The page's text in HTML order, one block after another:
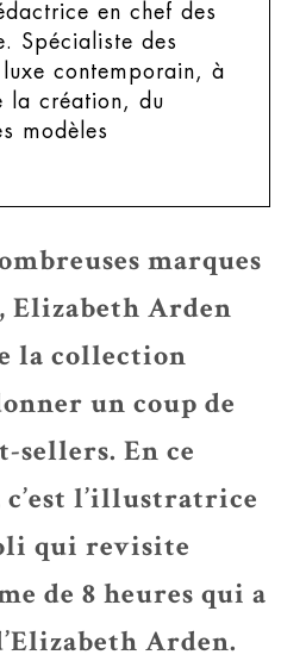
en chef des
Spécialiste des
contemporain, à
la création, du
modèles
marques
Elizabeth Arden
la collection
un coup de
sellers. En ce
c’est l’illustratrice
qui revisite
de 8 heures qui a
Arden.